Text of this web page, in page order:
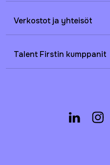
Verkostot ja yhteisöt
Talent Firstin kumppanit